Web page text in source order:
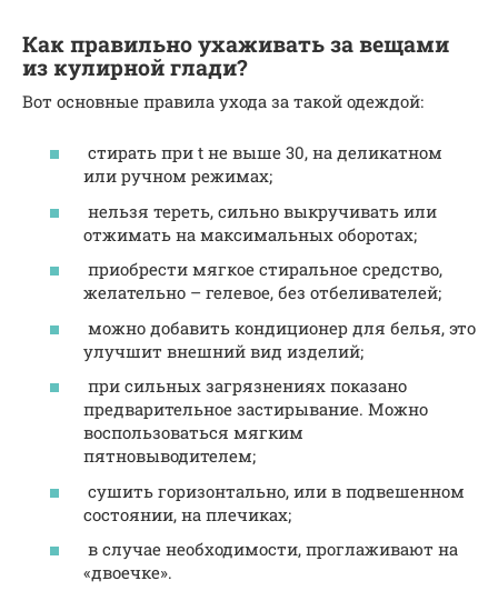
Как правильно ухаживать за вещами
из кулирной глади?
Вот основные правила ухода за такой одеждой:
стирать при t не выше 30, на деликатном
или ручном режимах;
нельзя тереть, сильно выкручивать или
отжимать на максимальных оборотах;
приобрести мягкое стиральное средство,
желательно – гелевое, без отбеливателей;
можно добавить кондиционер для белья, это
улучшит внешний вид изделий;
при сильных загрязнениях показано
предварительное застирывание. Можно
воспользоваться мягким
пятновыводителем;
сушить горизонтально, или в подвешенном
состоянии, на плечиках;
в случае необходимости, проглаживают на
«двоечке».